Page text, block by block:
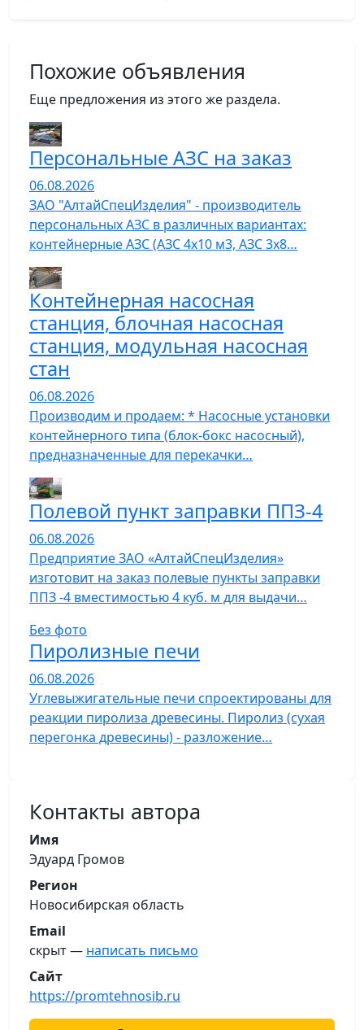
Похожие объявления
Еще предложения из этого же раздела.
Персональные АЗС на заказ
06.08.2026
ЗАО "АлтайСпецИзделия" - производитель
персональных АЗС в различных вариантах:
контейнерные АЗС (АЗС 4х10 м3, АЗС 3х8…
Контейнерная насосная
станция, блочная насосная
станция, модульная насосная
стан
06.08.2026
Производим и продаем: * Насосные установки
контейнерного типа (блок-бокс насосный),
предназначенные для перекачки…
Полевой пункт заправки ППЗ-4
06.08.2026
Предприятие ЗАО «АлтайСпецИзделия»
изготовит на заказ полевые пункты заправки
ППЗ -4 вместимостью 4 куб. м для выдачи…
Без фото
Пиролизные печи
06.08.2026
Углевыжигательные печи спроектированы для
реакции пиролиза древесины. Пиролиз (сухая
перегонка древесины) - разложение…
Контакты автора
Имя
Эдуард Громов
Регион
Новосибирская область
Email
скрыт — написать письмо
Сайт
https://promtehnosib.ru